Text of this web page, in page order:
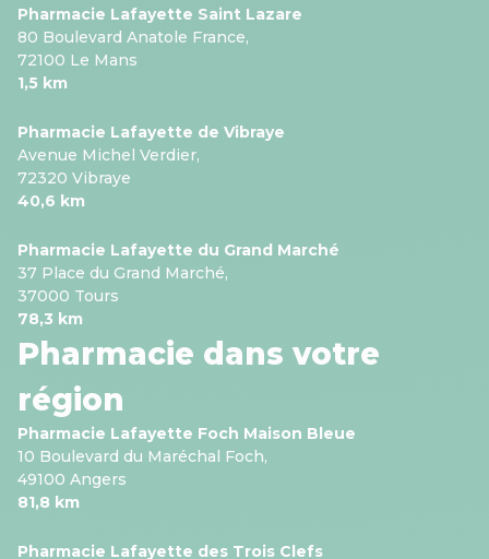
Pharmacie Lafayette Saint Lazare
80 Boulevard Anatole France,
72100 Le Mans
1,5 km
Pharmacie Lafayette de Vibraye
Avenue Michel Verdier,
72320 Vibraye
40,6 km
Pharmacie Lafayette du Grand Marché
37 Place du Grand Marché,
37000 Tours
78,3 km
Pharmacie dans votre
région
Pharmacie Lafayette Foch Maison Bleue
10 Boulevard du Maréchal Foch,
49100 Angers
81,8 km
Pharmacie Lafayette des Trois Clefs